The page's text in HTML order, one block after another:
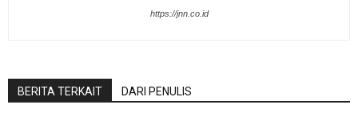
https://jnn.co.id
BERITA TERKAIT DARI PENULIS